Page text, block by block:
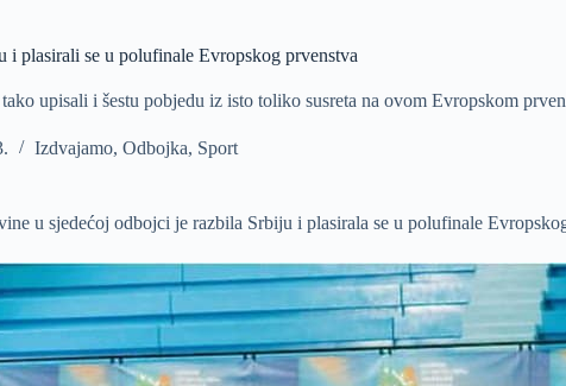
plasirali se u polufinale Evropskog prvenstva
upisali i šestu pobjedu iz isto toliko susreta na ovom Evropskom
Izdvajamo, Odbojka, Sport
u sjedećoj odbojci je razbila Srbiju i plasirala se u polufinale